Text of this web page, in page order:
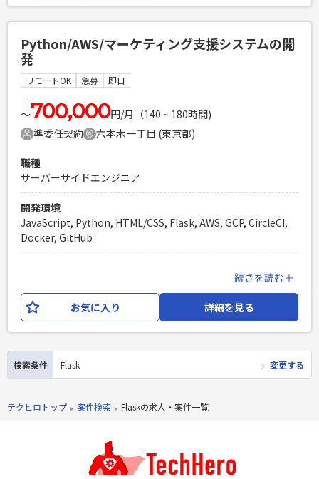
テクヒロトップ 案件検索 Flaskの求人・案件一覧
あいながら案件を進めています。
必須スキル
・エンジニア歴6年以上 ・Pythonを使った設計開発経験3年以
上 ・AWS Lambda環境下でのAPI開発経験 ・Chalice FWもし
くはAWS Lambda環境下でFlask FWを使った開発経験 ・アジ
ャイルでの開発経験 ・プレイングマネージャの様なイメージ
られる方
Laravelを用いた開発経験1年以上
エンジニア複数人のチームでの開発経験
Python/AWS/マーケティング支援システムの開
発
リモートOK 急募 即日
〜700,000円/月（140 ~ 180時間)
準委任契約
六本木一丁目 (東京都)
職種
サーバーサイドエンジニア
開発環境
JavaScript, Python, HTML/CSS, Flask, AWS, GCP, CircleCI,
Docker, GitHub
・お客様は数千万人の会員数を誇るプラットフォームを保有
するメガベンチャー企業です。 今回の募集では、マーケテ
ィングを支援するためのシステム開発、制作したプロダクト
クの開発、マーケティングオートメーションの機能を構築す
るにあたっての コンテンツ配信基盤の開発などをご担当頂
＆共通ナビの開発/保守運用業務 ・訴求を促すコンテンツ掲載
を実現するためのロジック開発/運用 ・社内展開している管理
タのシステム間連携 ・担当工程：基本設計～保守改修 【開発
環境】 ・言語：Python, HTML, CSS, Javascript ・FW：
続きを読む＋
お気に入り 詳細を見る
検索条件 Flask 変更する